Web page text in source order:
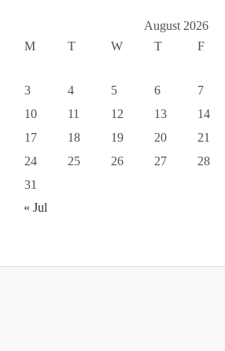
August 2026
M
T W T F
3
4 5 6 7
10
11 12 13 14
17
18 19 20 21
24
25 26 27 28
31
« Jul